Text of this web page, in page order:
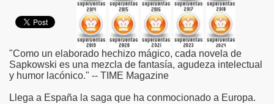
"Como un elaborado hechizo mágico, cada novela de
Sapkowski es una mezcla de fantasía, agudeza intelectual
y humor lacónico." -- TIME Magazine
Llega a España la saga que ha conmocionado a Europa.